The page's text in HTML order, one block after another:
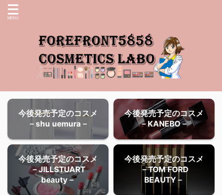
今後発売予定のコスメ
－shu uemura－
今後発売予定のコスメ
－KANEBO－
今後発売予定のコスメ
－JILLSTUART
beauty－
今後発売予定のコスメ
－TOM FORD
BEAUTY－